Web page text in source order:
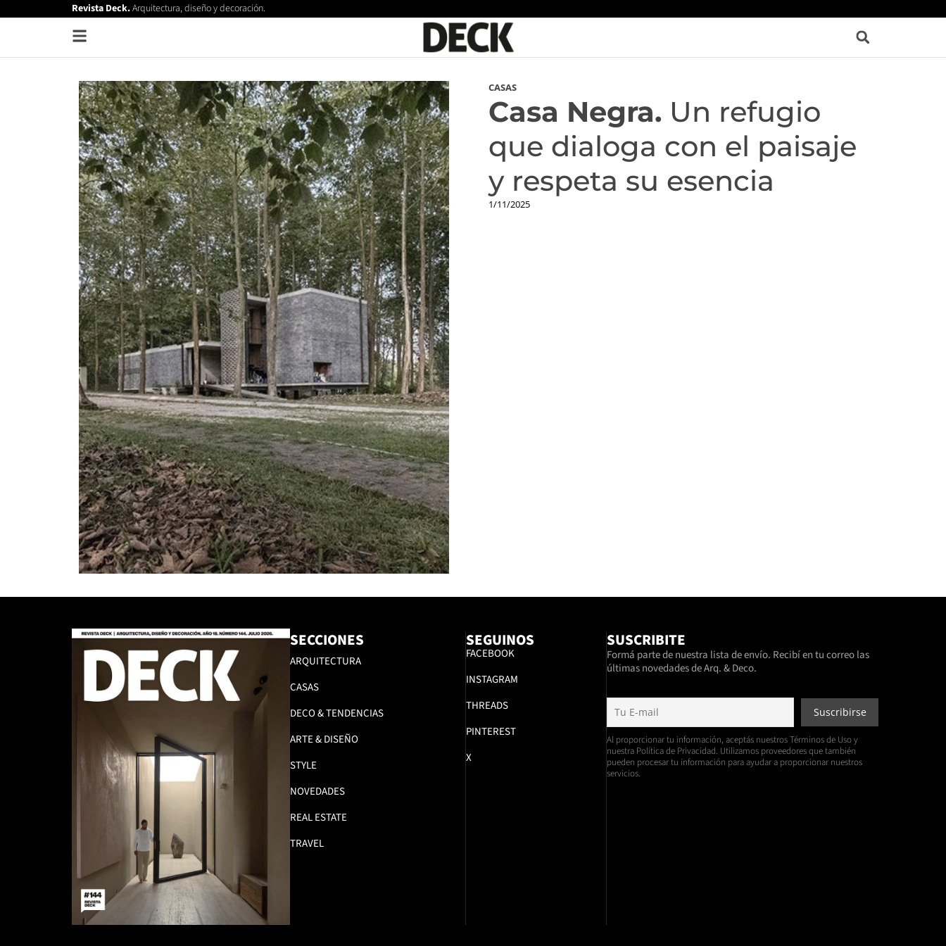
Revista Deck.Arquitectura, diseño y decoración.
CASAS
Casa Negra. Un refugio
que dialoga con el paisaje
y respeta su esencia
1/11/2025
SECCIONES
ARQUITECTURA
CASAS
DECO & TENDENCIAS
ARTE & DISEÑO
STYLE
NOVEDADES
REAL ESTATE
TRAVEL
SEGUINOS
FACEBOOK
INSTAGRAM
THREADS
PINTEREST
X
SUSCRIBITE
Formá parte de nuestra lista de envío. Recibí en tu correo las
últimas novedades de Arq. & Deco.
Al proporcionar tu información, aceptás nuestros Términos de Uso y
nuestra Política de Privacidad. Utilizamos proveedores que también
pueden procesar tu información para ayudar a proporcionar nuestros
servicios.